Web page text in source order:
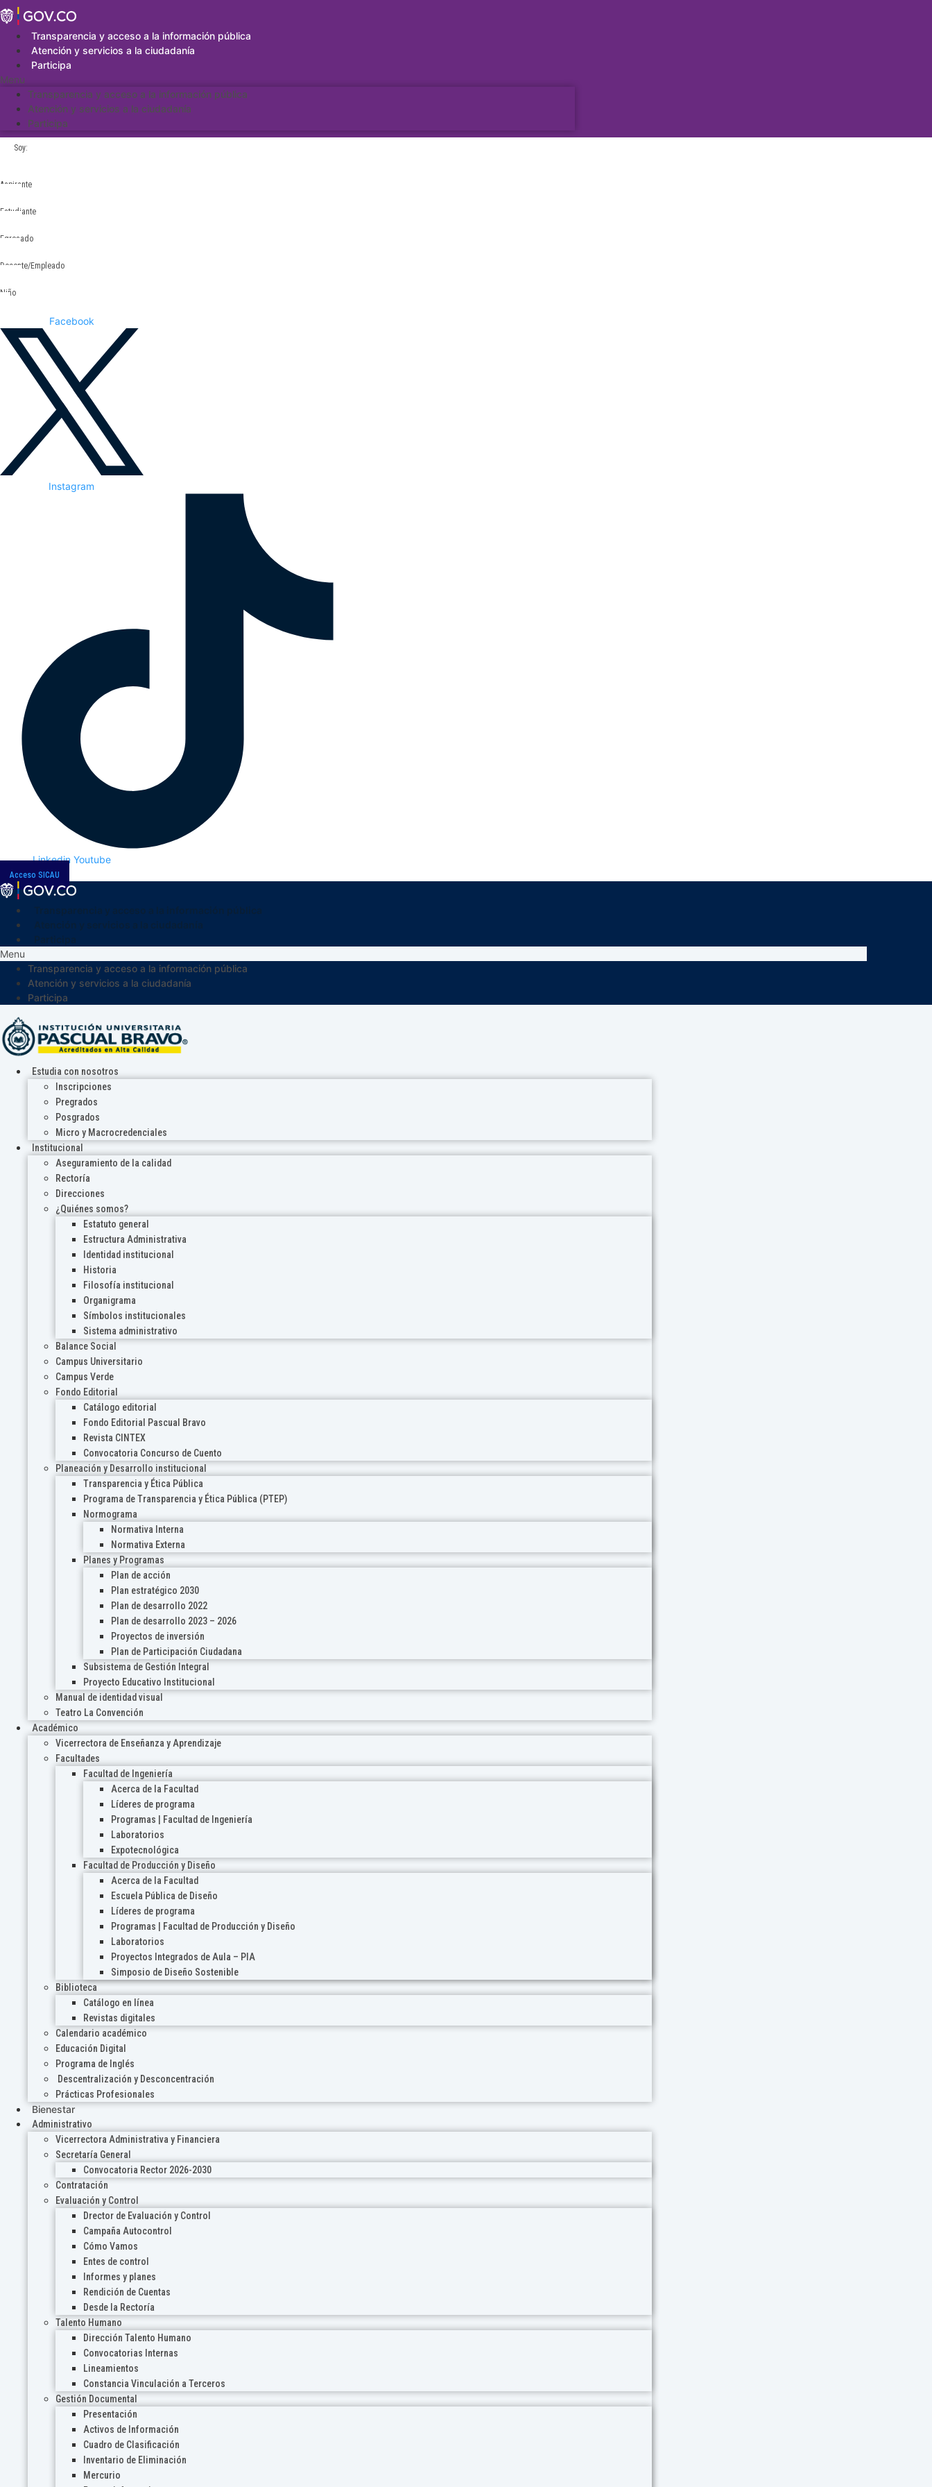
Saltar
al
contenidoTransparencia y acceso a la información pública
Atención y servicios a la ciudadanía
Participa
Menu
Transparencia y acceso a la información pública
Atención y servicios a la ciudadanía
Participa
Soy:
Aspirante
Estudiante
Egresado
Docente/Empleado
Niño
Facebook
Instagram
Linkedin Youtube
Acceso SICAU
Menu
Transparencia y acceso a la información pública
Atención y servicios a la ciudadanía
Participa
Estudia con nosotros
Inscripciones
Pregrados
Posgrados
Micro y Macrocredenciales
Institucional
Aseguramiento de la calidad
Rectoría
Direcciones
¿Quiénes somos?
Estatuto general
Estructura Administrativa
Identidad institucional
Historia
Filosofía institucional
Organigrama
Símbolos institucionales
Sistema administrativo
Balance Social
Campus Universitario
Campus Verde
Fondo Editorial
Catálogo editorial
Fondo Editorial Pascual Bravo
Revista CINTEX
Convocatoria Concurso de Cuento
Planeación y Desarrollo institucional
Transparencia y Ética Pública
Programa de Transparencia y Ética Pública (PTEP)
Normograma
Normativa Interna
Normativa Externa
Planes y Programas
Plan de acción
Plan estratégico 2030
Plan de desarrollo 2022
Plan de desarrollo 2023 – 2026
Proyectos de inversión
Plan de Participación Ciudadana
Subsistema de Gestión Integral
Proyecto Educativo Institucional
Manual de identidad visual
Teatro La Convención
Académico
Vicerrectora de Enseñanza y Aprendizaje
Facultades
Facultad de Ingeniería
Acerca de la Facultad
Líderes de programa
Programas | Facultad de Ingeniería
Laboratorios
Expotecnológica
Facultad de Producción y Diseño
Acerca de la Facultad
Escuela Pública de Diseño
Líderes de programa
Programas | Facultad de Producción y Diseño
Laboratorios
Proyectos Integrados de Aula – PIA
Simposio de Diseño Sostenible
Biblioteca
Catálogo en línea
Revistas digitales
Calendario académico
Educación Digital
Programa de Inglés
Descentralización y Desconcentración
Prácticas Profesionales
Bienestar
Administrativo
Vicerrectora Administrativa y Financiera
Secretaría General
Convocatoria Rector 2026-2030
Contratación
Evaluación y Control
Drector de Evaluación y Control
Campaña Autocontrol
Cómo Vamos
Entes de control
Informes y planes
Rendición de Cuentas
Desde la Rectoría
Talento Humano
Dirección Talento Humano
Convocatorias Internas
Lineamientos
Constancia Vinculación a Terceros
Gestión Documental
Presentación
Activos de Información
Cuadro de Clasificación
Inventario de Eliminación
Mercurio